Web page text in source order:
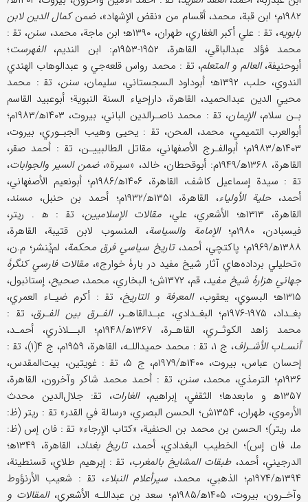
۱۹۸۲م؛ ابن قبة، محمد، أقسام من «نقض الإشهاد»، ضمن
كمال الدين لابن
بابويه، تق‍ : علي أكبر الغفاري، طهران، ۱۳۹۰ه‍؛ ابن ماجة، محمد، سنن، تق‍ :
محمد فؤاد عبدالباقي، القاهرة، ۱۹۵۲-۱۹۵۳م: ابن النديم،
الفهرست؛
أبوحنيفة،العالم و المتعلم، تق‍ : محمد رواس قلعه‌جي و عبدالوهاب الهندي
الندوي، حلب، ۱۳۹۲ه‍؛ أبوداود السجستاني، سليمان،
سنن، تق‍ : محمد
محيي الدين عبدالحميد، القاهرة، دارإحياء السنة النبوية؛ أبوعبيد القاسم
بـن سلام،الإيمان، تق‍ : محمد ناصـر
الدين الباني، بيروت، ۱۴۰۳ه‍/۱۹۸۳م؛
أبوالعرب التميمي، محمد، المحن، تق‍ : يحيى وهيب الجبـوري، بيروت،
۱۴۰۳ه‍/۱۹۸۳م؛ أبوالفـرج الأصفهاني، مقاتل الطالبييـن، تق‍ : أحمد صقر،
القاهرة، ۱۳۶۸ه‍/۱۹۴۹م: أبوقحطان، خالد، «سيرة»،
ضمن السير والجوابات،
تق‍ : سيدة إسماعيل كاشف، القاهرة، ۱۴۰۶ه‍/۱۹۸۶م؛ أبونعيم الأصفهاني،
أحمد، حلية الأولياء، القاهرة، ۱۳۵۱ه‍/۱۹۳۲م؛ أحمد بن حنبل، مسند،
القاهرة، ۱۳۱۳ه‍؛ الأشعري، علي،
مقالات الإسلاميين، تق‍ : ه‍ . ريتر،
فيسبادن، ۱۹۸۰م؛
الإمامة والسياسة، المنسوب لابن قتيبة، القاهرة،
۱۳۸۸ه‍/۱۹۶۹م؛ پاكتچي، أحمد،
تاريخ سياسي فرق محكمة، لم‌يُنشر؛ م.ن،
«تحليلي برداده‌هاي آثار شيخ مفيد در بارۀ خوارج»، مقالات فارسي كنگرۀ
جهاني هزارۀ شيخ مفيد، قم، ۱۳۷۲ش؛ البخاري، محمد، صحيح، إستانبول،
۱۳۱۵ه‍؛ البسوي، يعقوب،
المعرفة و التاريخ، تق‍ : أكرم ضيـاء العمري،
بغـداد، ۱۹۷۵-۱۹۷۶م؛ البغـدادي، عبـدالقاهـر،
الفـرق بين الفـرق، تق‍ :
محمد زاهد الكوثـري، القاهـرة، ۱۳۶۷ه‍/۱۹۴۸م؛ البــلاذري، أحمـد،
أنسـاب الأشـراف
، ج ۱، تق‍ : محمد حميداللـه، القاهرة، ۱۹۵۹م، ج ۴(۱)، تق‍ :
إحسان عباس، بيروت، ۱۴۰۰ه‍/۱۹۷۹م، ج ۵، تق‍ : غويتين، بيت‌المقدس،
۱۹۳۶م؛ الترمذي، محمد،
سنن، تق‍ : أحمد محمد شاكر وآخرون، القاهرة،
۱۳۵۷ه‍ و مابعدها؛ الثقفي، إبراهيم،
الغارات، تق‍‌: جلال‌الدين محدث
الأرموي، طهران، ۱۳۵۴ش؛ الحسن البصري، «رسالة في القدر» تق‍ : ريتر (ظ:
مل‍، ريتر)؛ الحسن بن محمد بن الحنفية، «كتاب الإرجاء» تق‍ : فان إس (ظ:
مل‍، فان إس)؛ الخطيب البغدادي، أحمد، تاريخ بغداد
، القاهرة، ۱۳۴۹ه‍؛
الدرجيني، أحمد،طبقات المشايخ بالمغرب، تق‍ : إبرهيم طلاي، قسنطينة،
۱۳۹۴ه‍/۱۹۷۴م؛ الذهبي، محمد،
سيرأعلام النبلاء، تق‍ : شعيب الأرنؤوط
وآخـرون، بيروت، ۱۴۰۵ه‍/۱۹۸۵م؛ سعد بن عبداللـه الأشعري،
المقالات و